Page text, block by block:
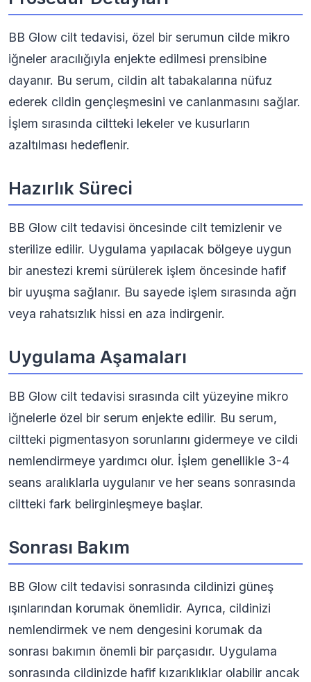
BB Glow cilt tedavisi, özel bir serumun cilde mikro
iğneler aracılığıyla enjekte edilmesi prensibine
dayanır. Bu serum, cildin alt tabakalarına nüfuz
ederek cildin gençleşmesini ve canlanmasını sağlar.
İşlem sırasında ciltteki lekeler ve kusurların
azaltılması hedeflenir.
Hazırlık Süreci
BB Glow cilt tedavisi öncesinde cilt temizlenir ve
sterilize edilir. Uygulama yapılacak bölgeye uygun
bir anestezi kremi sürülerek işlem öncesinde hafif
bir uyuşma sağlanır. Bu sayede işlem sırasında ağrı
veya rahatsızlık hissi en aza indirgenir.
Uygulama Aşamaları
BB Glow cilt tedavisi sırasında cilt yüzeyine mikro
iğnelerle özel bir serum enjekte edilir. Bu serum,
ciltteki pigmentasyon sorunlarını gidermeye ve cildi
nemlendirmeye yardımcı olur. İşlem genellikle 3-4
seans aralıklarla uygulanır ve her seans sonrasında
ciltteki fark belirginleşmeye başlar.
Sonrası Bakım
BB Glow cilt tedavisi sonrasında cildinizi güneş
ışınlarından korumak önemlidir. Ayrıca, cildinizi
nemlendirmek ve nem dengesini korumak da
sonrası bakımın önemli bir parçasıdır. Uygulama
sonrasında cildinizde hafif kızarıklıklar olabilir ancak